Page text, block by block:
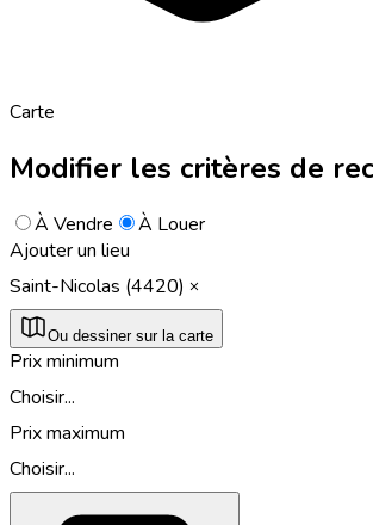
Carte
Modifier les critères de
À Vendre
À Louer
Ajouter un lieu
Saint-Nicolas (4420)
Ou dessiner sur la carte
Prix minimum
Choisir...
Prix maximum
Choisir...